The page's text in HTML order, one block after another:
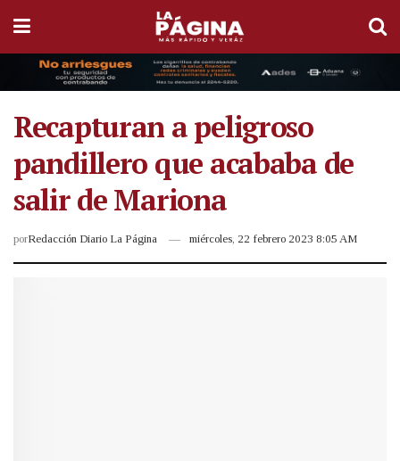
Recapturan a peligroso
pandillero que acababa de
salir de Mariona
porRedacción Diario La Página miércoles, 22 febrero 2023 8:05 AM